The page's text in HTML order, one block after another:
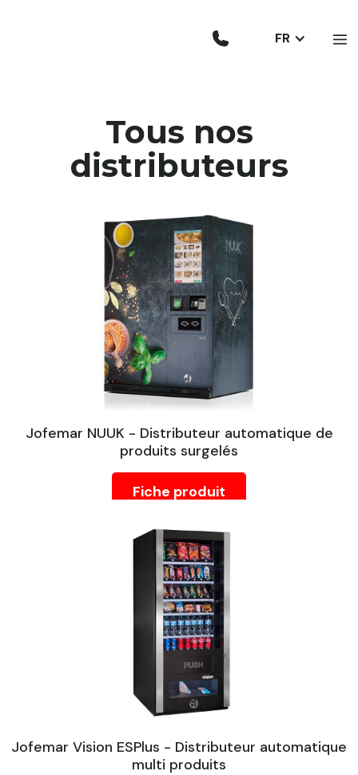
FR
Tous nos
distributeurs
Jofemar NUUK - Distributeur automatique de
produits surgelés
Fiche produit
Jofemar Vision ESPlus - Distributeur automatique
multi produits